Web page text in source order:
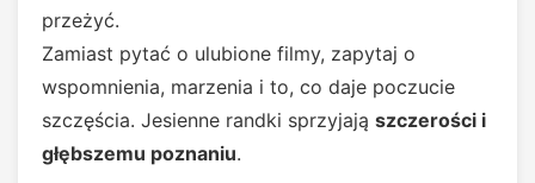
przeżyć.
Zamiast pytać o ulubione filmy, zapytaj o
wspomnienia, marzenia i to, co daje poczucie
szczęścia. Jesienne randki sprzyjają szczerości i
głębszemu poznaniu.